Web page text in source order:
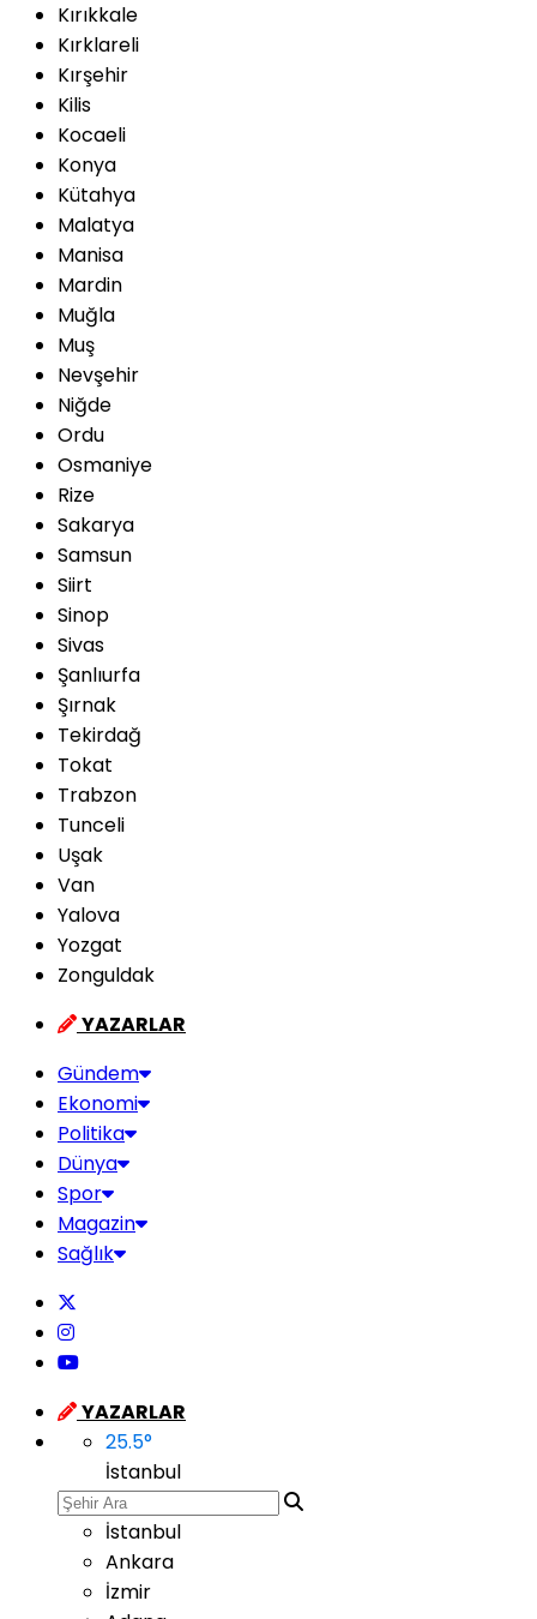
Kırıkkale
Kırklareli
Kırşehir
Kilis
Kocaeli
Konya
Kütahya
Malatya
Manisa
Mardin
Muğla
Muş
Nevşehir
Niğde
Ordu
Osmaniye
Rize
Sakarya
Samsun
Siirt
Sinop
Sivas
Şanlıurfa
Şırnak
Tekirdağ
Tokat
Trabzon
Tunceli
Uşak
Van
Yalova
Yozgat
Zonguldak
YAZARLAR
Gündem
Ekonomi
Politika
Dünya
Spor
Magazin
Sağlık
YAZARLAR
25.5°
İstanbul
İstanbul
Ankara
İzmir